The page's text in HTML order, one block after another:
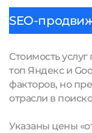
SEO-
Стоимость
топ Яндекс и
факторов, но
отрасли в
Указаны цены